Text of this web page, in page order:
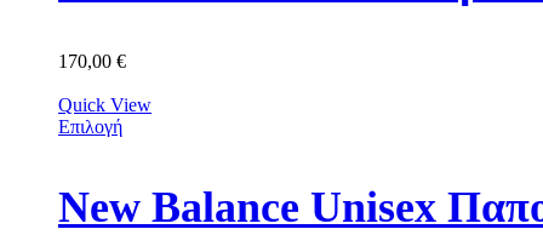
170,00 €
Quick View
Επιλογή
New Balance Unisex